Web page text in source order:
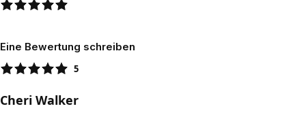
Eine Bewertung schreiben
5
Cheri Walker